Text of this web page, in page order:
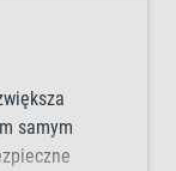
samym